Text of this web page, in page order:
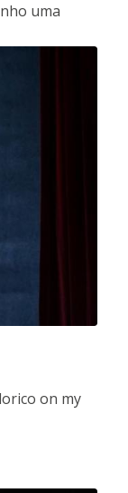
uma
on my